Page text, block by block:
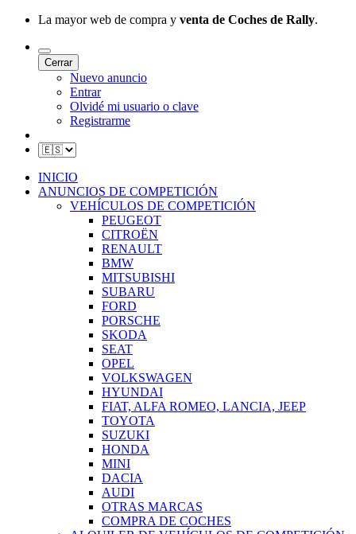
La mayor web de compra y venta de Coches de Rally.
Cerrar
Nuevo anuncio
Entrar
Olvidé mi usuario o clave
Registrarme
INICIO
ANUNCIOS DE COMPETICIÓN
VEHÍCULOS DE COMPETICIÓN
PEUGEOT
CITROËN
RENAULT
BMW
MITSUBISHI
SUBARU
FORD
PORSCHE
SKODA
SEAT
OPEL
VOLKSWAGEN
HYUNDAI
FIAT, ALFA ROMEO, LANCIA, JEEP
TOYOTA
SUZUKI
HONDA
MINI
DACIA
AUDI
OTRAS MARCAS
COMPRA DE COCHES